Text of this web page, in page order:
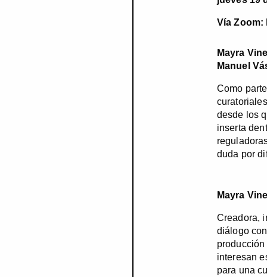
Vía Zoom:
Mayra
Manuel
Como
desde los
inserta
duda por
Mayra
Creadora,
diálogo
interesan
para una